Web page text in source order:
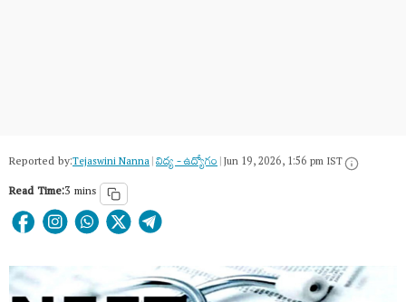
Reported by:Tejaswini Nanna|విద్య - ఉద్యోగం|Jun 19, 2026, 1:56 pm IST
Read Time:3 mins